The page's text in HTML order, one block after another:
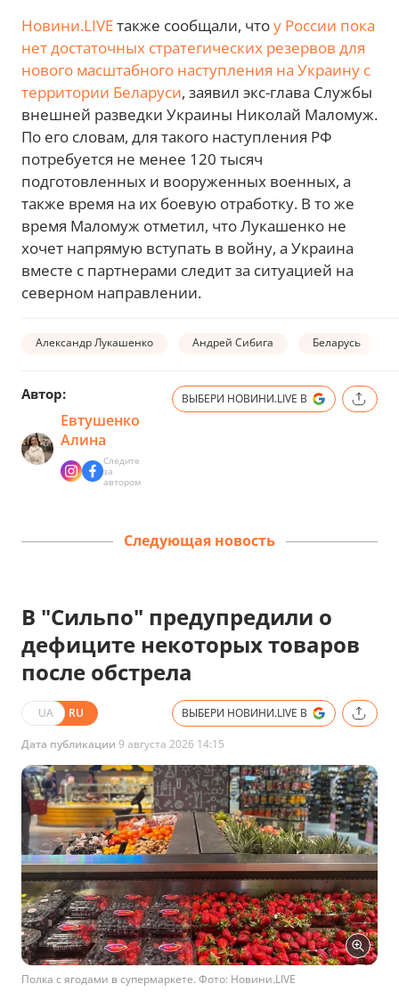
Новини.LIVEтакже сообщали, чтоу России пока
нет достаточных стратегических резервов для
нового масштабного наступления на Украину с
территории Беларуси, заявил экс-глава Службы
внешней разведки Украины Николай Маломуж.
По его словам, для такого наступления РФ
потребуется не менее 120 тысяч
подготовленных и вооруженных военных, а
также время на их боевую отработку. В то же
время Маломуж отметил, что Лукашенко не
хочет напрямую вступать в войну, а Украина
вместе с партнерами следит за ситуацией на
северном направлении.
Александр Лукашенко Андрей Сибига Беларусь
Автор:
Евтушенко
Алина
Следите
за
автором
ВЫБЕРИ НОВИНИ.LIVE В
Следующая новость
В "Сильпо" предупредили о
дефиците некоторых товаров
после обстрела
UA RU ВЫБЕРИ НОВИНИ.LIVE В
Дата публикации 9 августа 2026 14:15
Полка с ягодами в супермаркете. Фото: Новини.LIVE